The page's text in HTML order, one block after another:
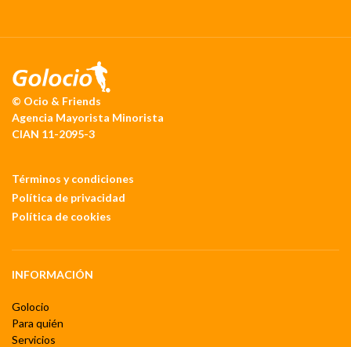
© Ocio & Friends
Agencia Mayorista Minorista
CIAN 11-2095-3
Términos y condiciones
Política de privacidad
Política de cookies
INFORMACIÓN
Golocio
Para quién
Servicios